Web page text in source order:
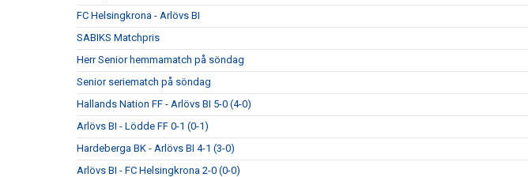
FC Helsingkrona - Arlövs BI
SABIKS Matchpris
Herr Senior hemmamatch på söndag
Senior seriematch på söndag
Hallands Nation FF - Arlövs BI 5-0 (4-0)
Arlövs BI - Lödde FF 0-1 (0-1)
Hardeberga BK - Arlövs BI 4-1 (3-0)
Arlövs BI - FC Helsingkrona 2-0 (0-0)